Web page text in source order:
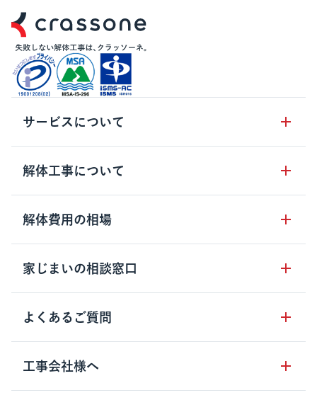
サービスについて
サービスの流れ
サービスのメリット
クラッソーネの自治体連携
お客さまの声
空き家の処分を検討のお客様へ
解体工事について
解体工事の基礎知識
解体工事に関わる法律
用語集
解体費用の相場
木造住宅の相場
鉄骨造住宅の相場
RC造住宅の相場
家じまいの相談窓口
家じまいの相談窓口
よくあるご質問
クラッソーネの利用方法
工事の進め方
工事会社様へ